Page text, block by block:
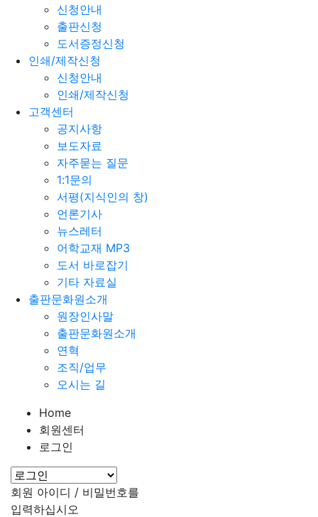
신청안내
출판신청
도서증정신청
인쇄/제작신청
신청안내
인쇄/제작신청
고객센터
공지사항
보도자료
자주묻는 질문
1:1문의
서평(지식인의 창)
언론기사
뉴스레터
어학교재 MP3
도서 바로잡기
기타 자료실
출판문화원소개
원장인사말
출판문화원소개
연혁
조직/업무
오시는 길
Home
회원센터
로그인
회원 아이디 / 비밀번호를
입력하십시오